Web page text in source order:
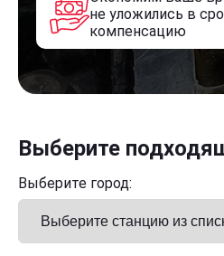
не уложились в
компенсацию
Выберите
Выберите город: